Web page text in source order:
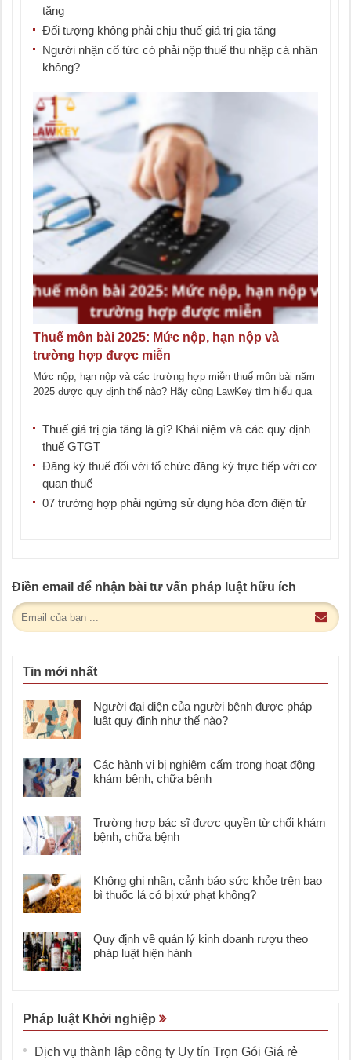
tăng
Đối tượng không phải chịu thuế giá trị gia tăng
Người nhận cổ tức có phải nộp thuế thu nhập cá nhân
không?
Thuế môn bài 2025: Mức nộp, hạn nộp và
trường hợp được miễn
Mức nộp, hạn nộp và các trường hợp miễn thuế môn bài năm
2025 được quy định thế nào? Hãy cùng LawKey tìm hiểu qua
Thuế giá trị gia tăng là gì? Khái niệm và các quy định
thuế GTGT
Đăng ký thuế đối với tổ chức đăng ký trực tiếp với cơ
quan thuế
07 trường hợp phải ngừng sử dụng hóa đơn điện tử
Điền email để nhận bài tư vấn pháp luật hữu ích
Tin mới nhất
Người đại diện của người bệnh được pháp
luật quy định như thế nào?
Các hành vi bị nghiêm cấm trong hoạt động
khám bệnh, chữa bệnh
Trường hợp bác sĩ được quyền từ chối khám
bệnh, chữa bệnh
Không ghi nhãn, cảnh báo sức khỏe trên bao
bì thuốc lá có bị xử phạt không?
Quy định về quản lý kinh doanh rượu theo
pháp luật hiện hành
Pháp luật Khởi nghiệp
Dịch vụ thành lập công ty Uy tín Trọn Gói Giá rẻ